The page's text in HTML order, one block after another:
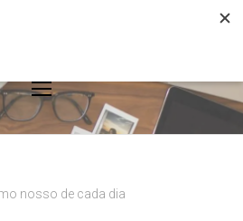
nosso de cada dia